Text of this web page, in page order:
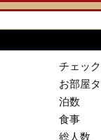
チェッ
お部屋
泊数
食事
総人数